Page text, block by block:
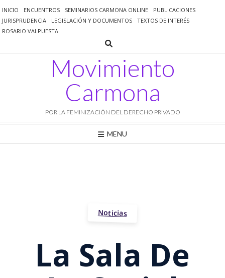
al
contenido
INICIO ENCUENTROS SEMINARIOS CARMONA ONLINE
PUBLICACIONES
JURISPRUDENCIA
LEGISLACIÓN Y DOCUMENTOS
TEXTOS DE INTERÉS
ROSARIO VALPUESTA
Movimiento
Carmona
POR LA FEMINIZACIÓN DEL DERECHO PRIVADO
MENU
Noticias
La Sala De